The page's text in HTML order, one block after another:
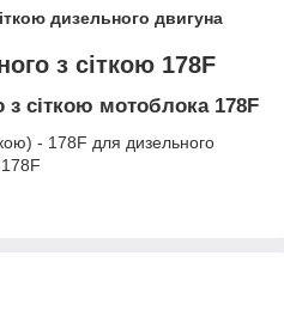
дизельного двигуна
з сіткою 178F
сіткою мотоблока 178F
- 178F для дизельного